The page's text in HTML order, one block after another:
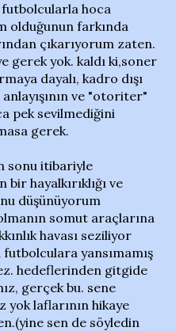
hoca
olduğunun farkında
çıkarıyorum zaten.
gerek yok. kaldı ki,soner
dayalı, kadro dışı
ve "otoriter"
pek sevilmediğini
gerek.
sonu itibariyle
hayalkırıklığı ve
düşünüyorum
somut araçlarına
havası seziliyor
yansımamış
hedeflerinden gitgide
gerçek bu. sene
yok laflarının hikaye
sen de söyledin